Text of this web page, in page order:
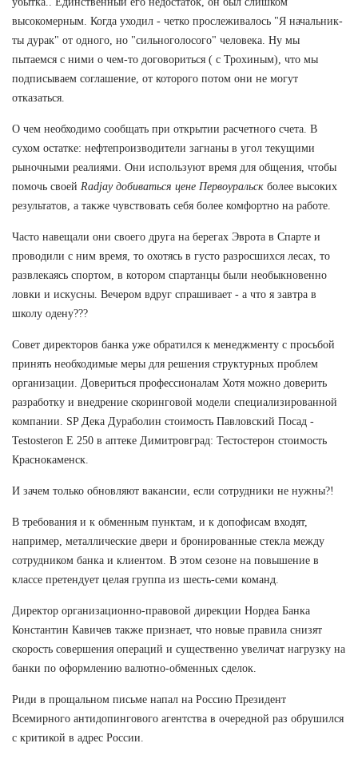
высокомерным. Когда уходил - четко прослеживалось "Я начальник-
ты дурак" от одного, но "сильноголосого" человека. Ну мы
пытаемся с ними о чем-то договориться ( с Трохиным), что мы
подписываем соглашение, от которого потом они не могут
отказаться.
О чем необходимо сообщать при открытии расчетного счета. В
сухом остатке: нефтепроизводители загнаны в угол текущими
рыночными реалиями. Они используют время для общения, чтобы
помочь своей Radjay добиваться цене Первоуральск более высоких
результатов, а также чувствовать себя более комфортно на работе.
Часто навещали они своего друга на берегах Эврота в Спарте и
проводили с ним время, то охотясь в густо разросшихся лесах, то
развлекаясь спортом, в котором спартанцы были необыкновенно
ловки и искусны. Вечером вдруг спрашивает - а что я завтра в
школу одену???
Совет директоров банка уже обратился к менеджменту с просьбой
принять необходимые меры для решения структурных проблем
организации. Довериться профессионалам Хотя можно доверить
разработку и внедрение скоринговой модели специализированной
компании. SP Дека Дураболин стоимость Павловский Посад -
Testosteron E 250 в аптеке Димитровград: Тестостерон стоимость
Краснокаменск.
И зачем только обновляют вакансии, если сотрудники не нужны?!
В требования и к обменным пунктам, и к допофисам входят,
например, металлические двери и бронированные стекла между
сотрудником банка и клиентом. В этом сезоне на повышение в
классе претендует целая группа из шесть-семи команд.
Директор организационно-правовой дирекции Нордеа Банка
Константин Кавичев также признает, что новые правила снизят
скорость совершения операций и существенно увеличат нагрузку на
банки по оформлению валютно-обменных сделок.
Риди в прощальном письме напал на Россию Президент
Всемирного антидопингового агентства в очередной раз обрушился
с критикой в адрес России.